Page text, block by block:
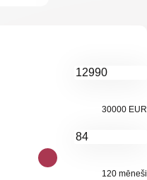
30000 EUR
120 mēneši